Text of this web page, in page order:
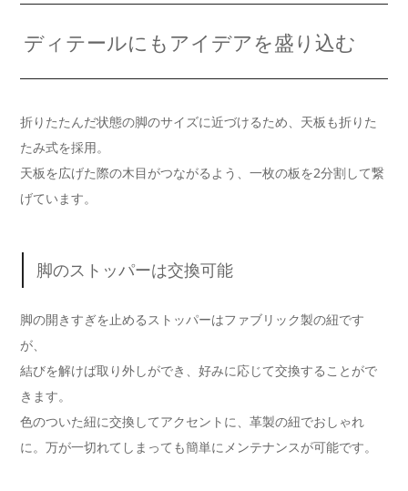
ディテールにもアイデアを盛り込む
折りたたんだ状態の脚のサイズに近づけるため、天板も折りた
たみ式を採用。
天板を広げた際の木目がつながるよう、一枚の板を2分割して繋
げています。
脚のストッパーは交換可能
脚の開きすぎを止めるストッパーはファブリック製の紐です
が、
結びを解けば取り外しができ、好みに応じて交換することがで
きます。
色のついた紐に交換してアクセントに、革製の紐でおしゃれ
に。万が一切れてしまっても簡単にメンテナンスが可能です。